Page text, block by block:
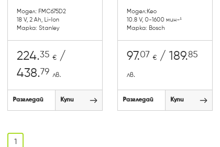
Модел: FMC675D2
18 V, 2 Ah, Li-Ion
Марка: Stanley
224.35 € /
438.79 лв.
Разгледай Купи
Модел:Keo
10.8 V, 0-1600 мин-¹
Марка: Bosch
97.07 € / 189.85
лв.
Разгледай Купи
1